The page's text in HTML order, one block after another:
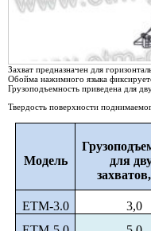
Захват предназначен для
Обойма нажимного языка
Грузоподъемность приведена для
Твердость поверхности
Модель
для
ЕТМ-3.0 3,0